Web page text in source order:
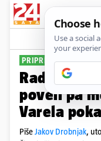
PRIPREME U
Radomlje -
poveli pa
Varela
PišeJakov Drobnjak,